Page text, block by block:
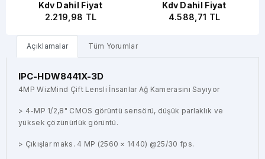
Kdv Dahil Fiyat
2.219,98 TL
ZS-2812
Kdv Dahil Fiyat
4.588,71 TL
Açıklamalar Tüm Yorumlar
IPC-HDW8441X-3D
4MP WizMind Çift Lensli İnsanlar Ağ Kamerasını Sayıyor
> 4-MP 1/2,8" CMOS görüntü sensörü, düşük parlaklık ve
yüksek çözünürlük görüntü.
> Çıkışlar maks. 4 MP (2560 × 1440) @25/30 fps.